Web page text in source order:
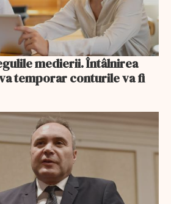
medierii. Întâlnirea
temporar conturile va fi